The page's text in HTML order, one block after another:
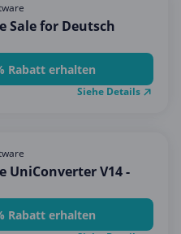
Sale for Deutsch
Rabatt erhalten
Siehe Details
UniConverter V14 -
Rabatt erhalten